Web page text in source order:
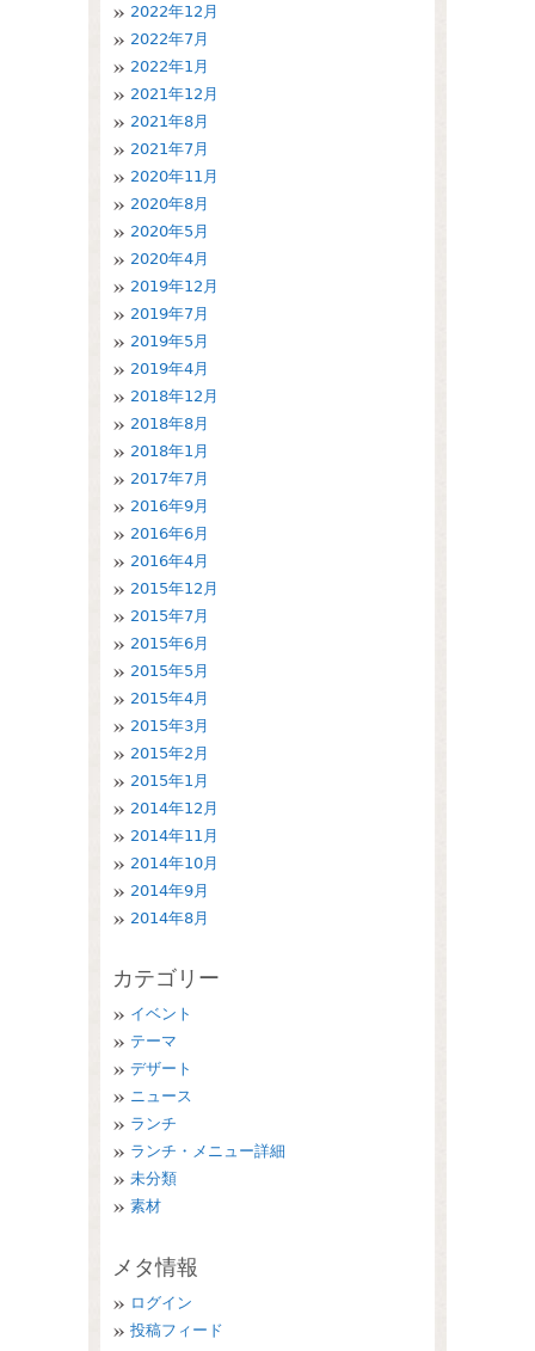
2022年12月
2022年7月
2022年1月
2021年12月
2021年8月
2021年7月
2020年11月
2020年8月
2020年5月
2020年4月
2019年12月
2019年7月
2019年5月
2019年4月
2018年12月
2018年8月
2018年1月
2017年7月
2016年9月
2016年6月
2016年4月
2015年12月
2015年7月
2015年6月
2015年5月
2015年4月
2015年3月
2015年2月
2015年1月
2014年12月
2014年11月
2014年10月
2014年9月
2014年8月
カテゴリー
イベント
テーマ
デザート
ニュース
ランチ
ランチ・メニュー詳細
未分類
素材
メタ情報
ログイン
投稿フィード